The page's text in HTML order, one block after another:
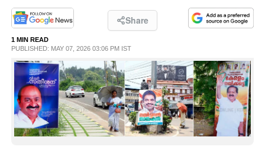
SPIRITUAL
INFO+
ART
ASTRO
Share
1 MIN READ
PUBLISHED: MAY 07, 2026 03:06 PM IST